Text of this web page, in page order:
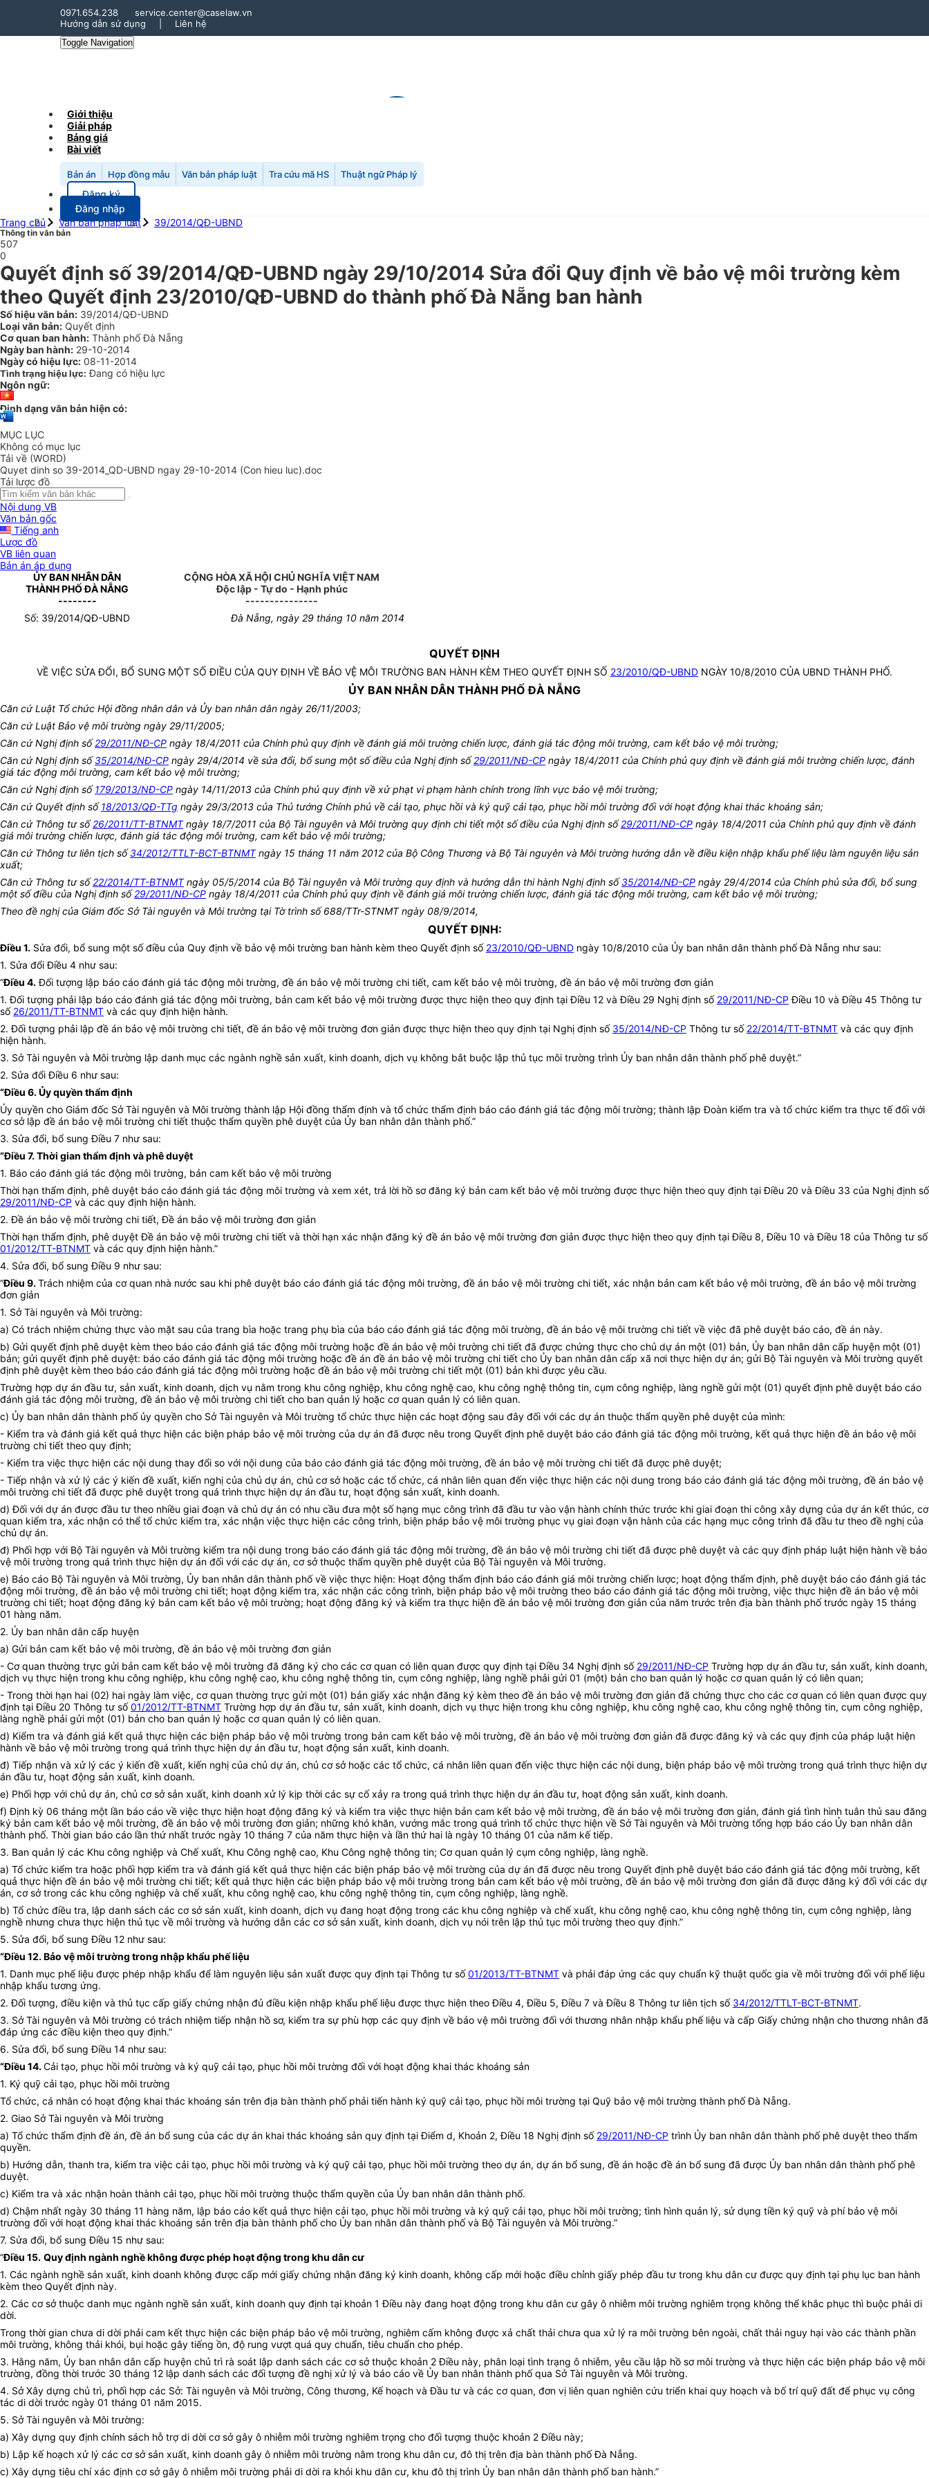
0971.654.238
service.center@caselaw.vn
Hướng dẫn sử dụng
Liên hệ
Toggle Navigation
Giới thiệu
Giải pháp
Bảng giá
Bài viết
Bản án Hợp đồng mẫu Văn bản pháp luật Tra cứu mã HS Thuật ngữ Pháp lý
Đăng ký
Đăng nhập
Trang chủ
Văn bản pháp luật 39/2014/QĐ-UBND
Thông tin văn bản
507
0
Quyết định số 39/2014/QĐ-UBND ngày 29/10/2014 Sửa đổi Quy định về bảo vệ môi trường kèm
theo Quyết định 23/2010/QĐ-UBND do thành phố Đà Nẵng ban hành
Số hiệu văn bản: 39/2014/QĐ-UBND
Loại văn bản: Quyết định
Cơ quan ban hành: Thành phố Đà Nẵng
Ngày ban hành: 29-10-2014
Ngày có hiệu lực: 08-11-2014
Tình trạng hiệu lực: Đang có hiệu lực
Ngôn ngữ:
Định dạng văn bản hiện có:
MỤC LỤC
Không có mục lục
Tải về (WORD)
Quyet dinh so 39-2014_QD-UBND ngay 29-10-2014 (Con hieu luc).doc
Tải lược đồ
Nội dung VB
Văn bản gốc
Tiếng anh
Lược đồ
VB liên quan
Bản án áp dụng
ỦY BAN NHÂN DÂN
THÀNH PHỐ ĐÀ NẴNG
--------
CỘNG HÒA XÃ HỘI CHỦ NGHĨA VIỆT NAM
Độc lập - Tự do - Hạnh phúc
---------------
Số: 39/2014/QĐ-UBND Đà Nẵng, ngày 29 tháng 10 năm 2014
QUYẾT ĐỊNH
VỀ VIỆC SỬA ĐỔI, BỔ SUNG MỘT SỐ ĐIỀU CỦA QUY ĐỊNH VỀ BẢO VỆ MÔI TRƯỜNG BAN HÀNH KÈM THEO QUYẾT ĐỊNH SỐ 23/2010/QĐ-UBND NGÀY 10/8/2010 CỦA UBND THÀNH PHỐ.
ỦY BAN NHÂN DÂN THÀNH PHỐ ĐÀ NẴNG
Căn cứ Luật Tổ chức Hội đồng nhân dân và Ủy ban nhân dân ngày 26/11/2003;
Căn cứ Luật Bảo vệ môi trường ngày 29/11/2005;
Căn cứ Nghị định số29/2011/NĐ-CP ngày 18/4/2011 của Chính phủ quy định về đánh giá môi trường chiến lược, đánh giá tác động môi trường, cam kết bảo vệ môi trường;
Căn cứ Nghị định số35/2014/NĐ-CP ngày 29/4/2014 về sửa đổi, bổ sung một số điều của Nghị định số29/2011/NĐ-CP ngày 18/4/2011 của Chính phủ quy định về đánh giá môi trường chiến lược, đánh
giá tác động môi trường, cam kết bảo vệ môi trường;
Căn cứ Nghị định số179/2013/NĐ-CP ngày 14/11/2013 của Chính phủ quy định về xử phạt vi phạm hành chính trong lĩnh vực bảo vệ môi trường;
Căn cứ Quyết định số18/2013/QĐ-TTg ngày 29/3/2013 của Thủ tướng Chính phủ về cải tạo, phục hồi và ký quỹ cải tạo, phục hồi môi trường đối với hoạt động khai thác khoáng sản;
Căn cứ Thông tư số26/2011/TT-BTNMTngày 18/7/2011 của Bộ Tài nguyên và Môi trường quy định chi tiết một số điều của Nghị định số29/2011/NĐ-CP ngày 18/4/2011 của Chính phủ quy định về đánh
giá môi trường chiến lược, đánh giá tác động môi trường, cam kết bảo vệ môi trường;
Căn cứ Thông tư liên tịch số34/2012/TTLT-BCT-BTNMTngày 15 tháng 11 năm 2012 của Bộ Công Thương và Bộ Tài nguyên và Môi trường hướng dẫn về điều kiện nhập khẩu phế liệu làm nguyên liệu sản
xuất;
Căn cứ Thông tư số22/2014/TT-BTNMTngày 05/5/2014 của Bộ Tài nguyên và Môi trường quy định và hướng dẫn thi hành Nghị định số35/2014/NĐ-CP ngày 29/4/2014 của Chính phủ sửa đổi, bổ sung
một số điều của Nghị định số29/2011/NĐ-CP ngày 18/4/2011 của Chính phủ quy định về đánh giá môi trường chiến lược, đánh giá tác động môi trường, cam kết bảo vệ môi trường;
Theo đề nghị của Giám đốc Sở Tài nguyên và Môi trường tại Tờ trình số 688/TTr-STNMT ngày 08/9/2014,
QUYẾT ĐỊNH:
Điều 1. Sửa đổi, bổ sung một số điều của Quy định về bảo vệ môi trường ban hành kèm theo Quyết định số 23/2010/QĐ-UBND ngày 10/8/2010 của Ủy ban nhân dân thành phố Đà Nẵng như sau:
1. Sửa đổi Điều 4 như sau:
“Điều 4.Đối tượng lập báo cáo đánh giá tác động môi trường, đề án bảo vệ môi trường chi tiết, cam kết bảo vệ môi trường, đề án bảo vệ môi trường đơn giản
1. Đối tượng phải lập báo cáo đánh giá tác động môi trường, bản cam kết bảo vệ môi trường được thực hiện theo quy định tại Điều 12 và Điều 29 Nghị định số 29/2011/NĐ-CP Điều 10 và Điều 45 Thông tư
số 26/2011/TT-BTNMT và các quy định hiện hành.
2. Đối tượng phải lập đề án bảo vệ môi trường chi tiết, đề án bảo vệ môi trường đơn giản được thực hiện theo quy định tại Nghị định số 35/2014/NĐ-CP Thông tư số 22/2014/TT-BTNMT và các quy định
hiện hành.
3. Sở Tài nguyên và Môi trường lập danh mục các ngành nghề sản xuất, kinh doanh, dịch vụ không bắt buộc lập thủ tục môi trường trình Ủy ban nhân dân thành phố phê duyệt.”
2. Sửa đổi Điều 6 như sau:
“Điều 6. Ủy quyền thẩm định
Ủy quyền cho Giám đốc Sở Tài nguyên và Môi trường thành lập Hội đồng thẩm định và tổ chức thẩm định báo cáo đánh giá tác động môi trường; thành lập Đoàn kiểm tra và tổ chức kiểm tra thực tế đối với
cơ sở lập đề án bảo vệ môi trường chi tiết thuộc thẩm quyền phê duyệt của Ủy ban nhân dân thành phố.”
3. Sửa đổi, bổ sung Điều 7 như sau:
“Điều 7. Thời gian thẩm định và phê duyệt
1. Báo cáo đánh giá tác động môi trường, bản cam kết bảo vệ môi trường
Thời hạn thẩm định, phê duyệt báo cáo đánh giá tác động môi trường và xem xét, trả lời hồ sơ đăng ký bản cam kết bảo vệ môi trường được thực hiện theo quy định tại Điều 20 và Điều 33 của Nghị định số
29/2011/NĐ-CP và các quy định hiện hành.
2. Đề án bảo vệ môi trường chi tiết, Đề án bảo vệ môi trường đơn giản
Thời hạn thẩm định, phê duyệt Đề án bảo vệ môi trường chi tiết và thời hạn xác nhận đăng ký đề án bảo vệ môi trường đơn giản được thực hiện theo quy định tại Điều 8, Điều 10 và Điều 18 của Thông tư số
01/2012/TT-BTNMT và các quy định hiện hành.”
4. Sửa đổi, bổ sung Điều 9 như sau:
“Điều 9.Trách nhiệm của cơ quan nhà nước sau khi phê duyệt báo cáo đánh giá tác động môi trường, đề án bảo vệ môi trường chi tiết, xác nhận bản cam kết bảo vệ môi trường, đề án bảo vệ môi trường
đơn giản
1. Sở Tài nguyên và Môi trường:
a) Có trách nhiệm chứng thực vào mặt sau của trang bìa hoặc trang phụ bìa của báo cáo đánh giá tác động môi trường, đề án bảo vệ môi trường chi tiết về việc đã phê duyệt báo cáo, đề án này.
b) Gửi quyết định phê duyệt kèm theo báo cáo đánh giá tác động môi trường hoặc đề án bảo vệ môi trường chi tiết đã được chứng thực cho chủ dự án một (01) bản, Ủy ban nhân dân cấp huyện một (01)
bản; gửi quyết định phê duyệt: báo cáo đánh giá tác động môi trường hoặc đề án đề án bảo vệ môi trường chi tiết cho Ủy ban nhân dân cấp xã nơi thực hiện dự án; gửi Bộ Tài nguyên và Môi trường quyết
định phê duyệt kèm theo báo cáo đánh giá tác động môi trường hoặc đề án bảo vệ môi trường chi tiết một (01) bản khi được yêu cầu.
Trường hợp dự án đầu tư, sản xuất, kinh doanh, dịch vụ nằm trong khu công nghiệp, khu công nghệ cao, khu công nghệ thông tin, cụm công nghiệp, làng nghề gửi một (01) quyết định phê duyệt báo cáo
đánh giá tác động môi trường, đề án bảo vệ môi trường chi tiết cho ban quản lý hoặc cơ quan quản lý có liên quan.
c) Ủy ban nhân dân thành phố ủy quyền cho Sở Tài nguyên và Môi trường tổ chức thực hiện các hoạt động sau đây đối với các dự án thuộc thẩm quyền phê duyệt của mình:
- Kiểm tra và đánh giá kết quả thực hiện các biện pháp bảo vệ môi trường của dự án đã được nêu trong Quyết định phê duyệt báo cáo đánh giá tác động môi trường, kết quả thực hiện đề án bảo vệ môi
trường chi tiết theo quy định;
- Kiểm tra việc thực hiện các nội dung thay đổi so với nội dung của báo cáo đánh giá tác động môi trường, đề án bảo vệ môi trường chi tiết đã được phê duyệt;
- Tiếp nhận và xử lý các ý kiến đề xuất, kiến nghị của chủ dự án, chủ cơ sở hoặc các tổ chức, cá nhân liên quan đến việc thực hiện các nội dung trong báo cáo đánh giá tác động môi trường, đề án bảo vệ
môi trường chi tiết đã được phê duyệt trong quá trình thực hiện dự án đầu tư, hoạt động sản xuất, kinh doanh.
d) Đối với dự án được đầu tư theo nhiều giai đoạn và chủ dự án có nhu cầu đưa một số hạng mục công trình đã đầu tư vào vận hành chính thức trước khi giai đoạn thi công xây dựng của dự án kết thúc, cơ
quan kiểm tra, xác nhận có thể tổ chức kiểm tra, xác nhận việc thực hiện các công trình, biện pháp bảo vệ môi trường phục vụ giai đoạn vận hành của các hạng mục công trình đã đầu tư theo đề nghị của
chủ dự án.
đ) Phối hợp với Bộ Tài nguyên và Môi trường kiểm tra nội dung trong báo cáo đánh giá tác động môi trường, đề án bảo vệ môi trường chi tiết đã được phê duyệt và các quy định pháp luật hiện hành về bảo
vệ môi trường trong quá trình thực hiện dự án đối với các dự án, cơ sở thuộc thẩm quyền phê duyệt của Bộ Tài nguyên và Môi trường.
e) Báo cáo Bộ Tài nguyên và Môi trường, Ủy ban nhân dân thành phố về việc thực hiện: Hoạt động thẩm định báo cáo đánh giá môi trường chiến lược; hoạt động thẩm định, phê duyệt báo cáo đánh giá tác
động môi trường, đề án bảo vệ môi trường chi tiết; hoạt động kiểm tra, xác nhận các công trình, biện pháp bảo vệ môi trường theo báo cáo đánh giá tác động môi trường, việc thực hiện đề án bảo vệ môi
trường chi tiết; hoạt động đăng ký bản cam kết bảo vệ môi trường; hoạt động đăng ký và kiểm tra thực hiện đề án bảo vệ môi trường đơn giản của năm trước trên địa bàn thành phố trước ngày 15 tháng
01 hàng năm.
2. Ủy ban nhân dân cấp huyện
a) Gửi bản cam kết bảo vệ môi trường, đề án bảo vệ môi trường đơn giản
- Cơ quan thường trực gửi bản cam kết bảo vệ môi trường đã đăng ký cho các cơ quan có liên quan được quy định tại Điều 34 Nghị định số 29/2011/NĐ-CP Trường hợp dự án đầu tư, sản xuất, kinh doanh,
dịch vụ thực hiện trong khu công nghiệp, khu công nghệ cao, khu công nghệ thông tin, cụm công nghiệp, làng nghề phải gửi 01 (một) bản cho ban quản lý hoặc cơ quan quản lý có liên quan;
- Trong thời hạn hai (02) hai ngày làm việc, cơ quan thường trực gửi một (01) bản giấy xác nhận đăng ký kèm theo đề án bảo vệ môi trường đơn giản đã chứng thực cho các cơ quan có liên quan được quy
định tại Điều 20 Thông tư số01/2012/TT-BTNMT Trường hợp dự án đầu tư, sản xuất, kinh doanh, dịch vụ thực hiện trong khu công nghiệp, khu công nghệ cao, khu công nghệ thông tin, cụm công nghiệp,
làng nghề phải gửi một (01) bản cho ban quản lý hoặc cơ quan quản lý có liên quan.
d) Kiểm tra và đánh giá kết quả thực hiện các biện pháp bảo vệ môi trường trong bản cam kết bảo vệ môi trường, đề án bảo vệ môi trường đơn giản đã được đăng ký và các quy định của pháp luật hiện
hành về bảo vệ môi trường trong quá trình thực hiện dự án đầu tư, hoạt động sản xuất, kinh doanh.
đ) Tiếp nhận và xử lý các ý kiến đề xuất, kiến nghị của chủ dự án, chủ cơ sở hoặc các tổ chức, cá nhân liên quan đến việc thực hiện các nội dung, biện pháp bảo vệ môi trường trong quá trình thực hiện dự
án đầu tư, hoạt động sản xuất, kinh doanh.
e) Phối hợp với chủ dự án, chủ cơ sở sản xuất, kinh doanh xử lý kịp thời các sự cố xảy ra trong quá trình thực hiện dự án đầu tư, hoạt động sản xuất, kinh doanh.
f) Định kỳ 06 tháng một lần báo cáo về việc thực hiện hoạt động đăng ký và kiểm tra việc thực hiện bản cam kết bảo vệ môi trường, đề án bảo vệ môi trường đơn giản, đánh giá tình hình tuân thủ sau đăng
ký bản cam kết bảo vệ môi trường, đề án bảo vệ môi trường đơn giản; những khó khăn, vướng mắc trong quá trình tổ chức thực hiện về Sở Tài nguyên và Môi trường tổng hợp báo cáo Ủy ban nhân dân
thành phố. Thời gian báo cáo lần thứ nhất trước ngày 10 tháng 7 của năm thực hiện và lần thứ hai là ngày 10 tháng 01 của năm kế tiếp.
3. Ban quản lý các Khu công nghiệp và Chế xuất, Khu Công nghệ cao, Khu Công nghệ thông tin; Cơ quan quản lý cụm công nghiệp, làng nghề.
a) Tổ chức kiểm tra hoặc phối hợp kiểm tra và đánh giá kết quả thực hiện các biện pháp bảo vệ môi trường của dự án đã được nêu trong Quyết định phê duyệt báo cáo đánh giá tác động môi trường, kết
quả thực hiện đề án bảo vệ môi trường chi tiết; kết quả thực hiện các biện pháp bảo vệ môi trường trong bản cam kết bảo vệ môi trường, đề án bảo vệ môi trường đơn giản đã được đăng ký đối với các dự
án, cơ sở trong các khu công nghiệp và chế xuất, khu công nghệ cao, khu công nghệ thông tin, cụm công nghiệp, làng nghề.
b) Tổ chức điều tra, lập danh sách các cơ sở sản xuất, kinh doanh, dịch vụ đang hoạt động trong các khu công nghiệp và chế xuất, khu công nghệ cao, khu công nghệ thông tin, cụm công nghiệp, làng
nghề nhưng chưa thực hiện thủ tục về môi trường và hướng dẫn các cơ sở sản xuất, kinh doanh, dịch vụ nói trên lập thủ tục môi trường theo quy định.”
5. Sửa đổi, bổ sung Điều 12 như sau:
“Điều 12. Bảo vệ môi trường trong nhập khẩu phế liệu
1. Danh mục phế liệu được phép nhập khẩu để làm nguyên liệu sản xuất được quy định tại Thông tư số01/2013/TT-BTNMT và phải đáp ứng các quy chuẩn kỹ thuật quốc gia về môi trường đối với phế liệu
nhập khẩu tương ứng.
2. Đối tượng, điều kiện và thủ tục cấp giấy chứng nhận đủ điều kiện nhập khẩu phế liệu được thực hiện theo Điều 4, Điều 5, Điều 7 và Điều 8 Thông tư liên tịch số 34/2012/TTLT-BCT-BTNMT.
3. Sở Tài nguyên và Môi trường có trách nhiệm tiếp nhận hồ sơ, kiểm tra sự phù hợp các quy định về bảo vệ môi trường đối với thương nhân nhập khẩu phế liệu và cấp Giấy chứng nhận cho thương nhân đã
đáp ứng các điều kiện theo quy định.”
6. Sửa đổi, bổ sung Điều 14 như sau:
“Điều 14.Cải tạo, phục hồi môi trường và ký quỹ cải tạo, phục hồi môi trường đối với hoạt động khai thác khoáng sản
1. Ký quỹ cải tạo, phục hồi môi trường
Tổ chức, cá nhân có hoạt động khai thác khoáng sản trên địa bàn thành phố phải tiến hành ký quỹ cải tạo, phục hồi môi trường tại Quỹ bảo vệ môi trường thành phố Đà Nẵng.
2. Giao Sở Tài nguyên và Môi trường
a) Tổ chức thẩm định đề án, đề án bổ sung của các dự án khai thác khoáng sản quy định tại Điểm d, Khoản 2, Điều 18 Nghị định số 29/2011/NĐ-CP trình Ủy ban nhân dân thành phố phê duyệt theo thẩm
quyền.
b) Hướng dẫn, thanh tra, kiểm tra việc cải tạo, phục hồi môi trường và ký quỹ cải tạo, phục hồi môi trường theo dự án, dự án bổ sung, đề án hoặc đề án bổ sung đã được Ủy ban nhân dân thành phố phê
duyệt.
c) Kiểm tra và xác nhận hoàn thành cải tạo, phục hồi môi trường thuộc thẩm quyền của Ủy ban nhân dân thành phố.
d) Chậm nhất ngày 30 tháng 11 hàng năm, lập báo cáo kết quả thực hiện cải tạo, phục hồi môi trường và ký quỹ cải tạo, phục hồi môi trường; tình hình quản lý, sử dụng tiền ký quỹ và phí bảo vệ môi
trường đối với hoạt động khai thác khoáng sản trên địa bàn thành phố cho Ủy ban nhân dân thành phố và Bộ Tài nguyên và Môi trường.”
7. Sửa đổi, bổ sung Điều 15 như sau:
“Điều 15. Quy định ngành nghề không được phép hoạt động trong khu dân cư
1. Các ngành nghề sản xuất, kinh doanh không được cấp mới giấy chứng nhận đăng ký kinh doanh, không cấp mới hoặc điều chỉnh giấy phép đầu tư trong khu dân cư được quy định tại phụ lục ban hành
kèm theo Quyết định này.
2. Các cơ sở thuộc danh mục ngành nghề sản xuất, kinh doanh quy định tại khoản 1 Điều này đang hoạt động trong khu dân cư gây ô nhiễm môi trường nghiêm trọng không thể khắc phục thì buộc phải di
dời.
Trong thời gian chưa di dời phải cam kết thực hiện các biện pháp bảo vệ môi trường, nghiêm cấm không được xả chất thải chưa qua xử lý ra môi trường bên ngoài, chất thải nguy hại vào các thành phần
môi trường, không thải khói, bụi hoặc gây tiếng ồn, độ rung vượt quá quy chuẩn, tiêu chuẩn cho phép.
3. Hằng năm, Ủy ban nhân dân cấp huyện chủ trì rà soát lập danh sách các cơ sở thuộc khoản 2 Điều này, phân loại tình trạng ô nhiễm, yêu cầu lập hồ sơ môi trường và thực hiện các biện pháp bảo vệ môi
trường, đồng thời trước 30 tháng 12 lập danh sách các đối tượng đề nghị xử lý và báo cáo về Ủy ban nhân thành phố qua Sở Tài nguyên và Môi trường.
4. Sở Xây dựng chủ trì, phối hợp các Sở: Tài nguyên và Môi trường, Công thương, Kế hoạch và Đầu tư và các cơ quan, đơn vị liên quan nghiên cứu triển khai quy hoạch và bố trí quỹ đất để phục vụ công
tác di dời trước ngày 01 tháng 01 năm 2015.
5. Sở Tài nguyên và Môi trường:
a) Xây dựng quy định chính sách hỗ trợ di dời cơ sở gây ô nhiễm môi trường nghiêm trọng cho đối tượng thuộc khoản 2 Điều này;
b) Lập kế hoạch xử lý các cơ sở sản xuất, kinh doanh gây ô nhiễm môi trường nằm trong khu dân cư, đô thị trên địa bàn thành phố Đà Nẵng.
c) Xây dựng tiêu chí xác định cơ sở gây ô nhiễm môi trường phải di dời ra khỏi khu dân cư, khu đô thị trình Ủy ban nhân dân thành phố ban hành.”